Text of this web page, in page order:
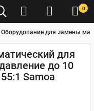
0
Оборудование для замены
для
до 10
Samoa